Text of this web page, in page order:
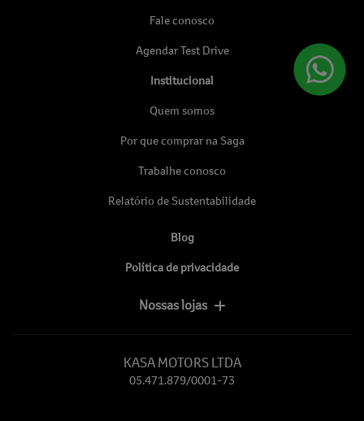
Fale conosco
Agendar Test Drive
Institucional
Quem somos
Por que comprar na Saga
Trabalhe conosco
Relatório de Sustentabilidade
Blog
Política de privacidade
Nossas lojas
KASA MOTORS LTDA
05.471.879/0001-73